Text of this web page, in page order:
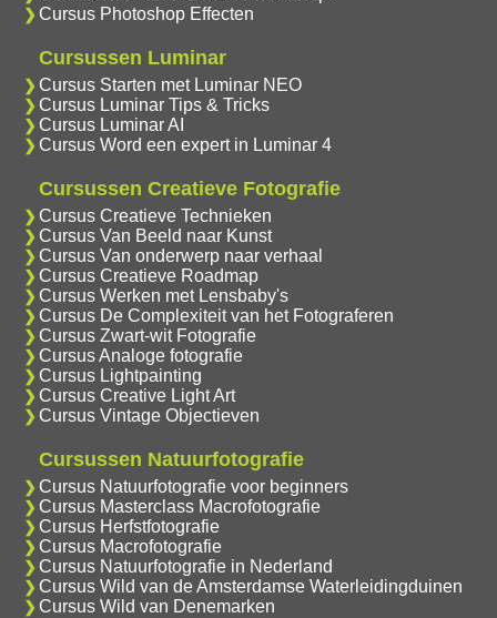
Cursus Photoshop Effecten
Cursussen Luminar
Cursus Starten met Luminar NEO
Cursus Luminar Tips & Tricks
Cursus Luminar AI
Cursus Word een expert in Luminar 4
Cursussen Creatieve Fotografie
Cursus Creatieve Technieken
Cursus Van Beeld naar Kunst
Cursus Van onderwerp naar verhaal
Cursus Creatieve Roadmap
Cursus Werken met Lensbaby's
Cursus De Complexiteit van het Fotograferen
Cursus Zwart-wit Fotografie
Cursus Analoge fotografie
Cursus Lightpainting
Cursus Creative Light Art
Cursus Vintage Objectieven
Cursussen Natuurfotografie
Cursus Natuurfotografie voor beginners
Cursus Masterclass Macrofotografie
Cursus Herfstfotografie
Cursus Macrofotografie
Cursus Natuurfotografie in Nederland
Cursus Wild van de Amsterdamse Waterleidingduinen
Cursus Wild van Denemarken